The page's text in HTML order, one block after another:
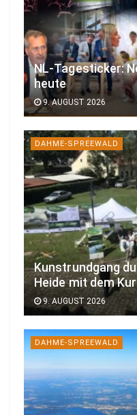
NL-Tagesticker:
heute
9. AUGUST 2026
DAHME-SPREEWALD
Kunstrundgang
Heide mit dem
9. AUGUST 2026
DAHME-SPREEWALD